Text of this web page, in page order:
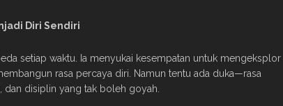
Diri Sendiri
setiap waktu. Ia menyukai kesempatan untuk mengeksplor
rasa percaya diri. Namun tentu ada duka—rasa
dan disiplin yang tak boleh goyah.